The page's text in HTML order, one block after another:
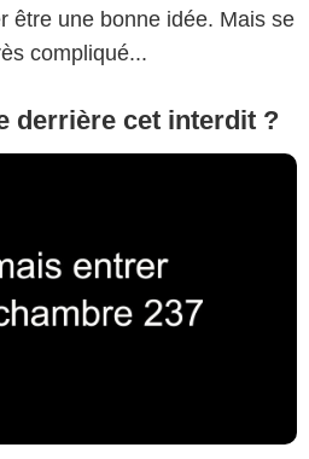
être une bonne idée. Mais se
compliqué...
derrière cet interdit ?